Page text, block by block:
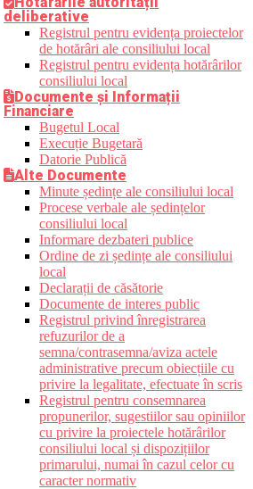
deliberative
Registrul pentru evidența proiectelor
de hotărâri ale consiliului local
Registrul pentru evidența hotărârilor
consiliului local
Documente și Informații
Financiare
Bugetul Local
Execuție Bugetară
Datorie Publică
Alte Documente
Minute ședințe ale consiliului local
Procese verbale ale ședințelor
consiliului local
Informare dezbateri publice
Ordine de zi ședințe ale consiliului
local
Declarații de căsătorie
Documente de interes public
Registrul privind înregistrarea
refuzurilor de a
semna/contrasemna/aviza actele
administrative precum obiecțiile cu
privire la legalitate, efectuate în scris
Registrul pentru consemnarea
propunerilor, sugestiilor sau opiniilor
cu privire la proiectele hotărârilor
consiliului local și dispozițiilor
primarului, numai în cazul celor cu
caracter normativ